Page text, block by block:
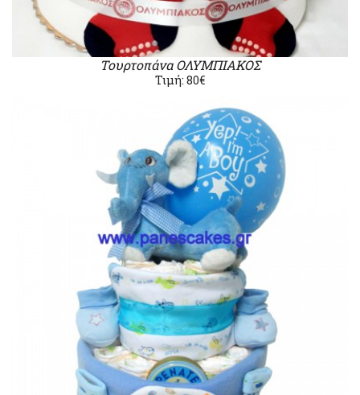
Τουρτοπάνα ΟΛΥΜΠΙΑΚΟΣ
Τιμή: 80€